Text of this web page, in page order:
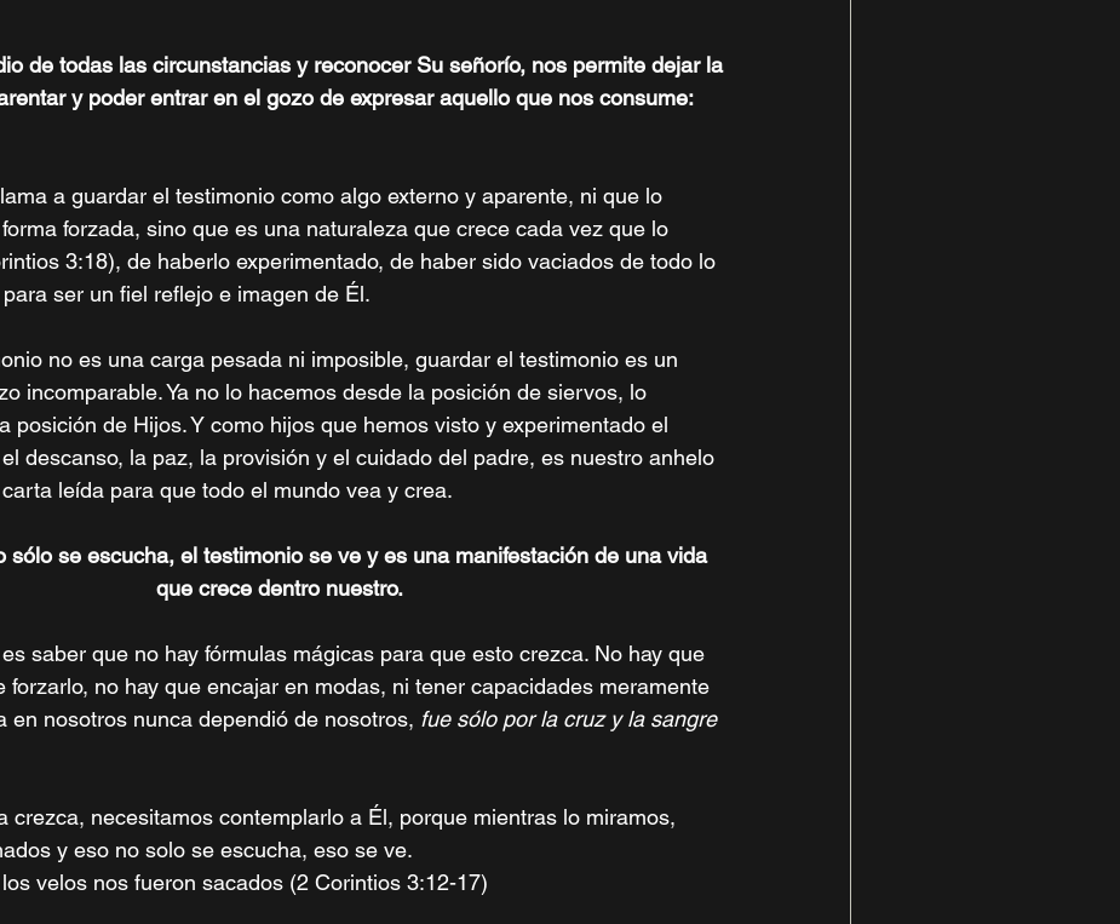
de todas las circunstancias y reconocer Su señorío, nos permite dejar la
y poder entrar en el gozo de expresar aquello que nos consume:
a guardar el testimonio como algo externo y aparente, ni que lo
forzada, sino que es una naturaleza que crece cada vez que lo
3:18), de haberlo experimentado, de haber sido vaciados de todo lo
ser un fiel reflejo e imagen de Él.
no es una carga pesada ni imposible, guardar el testimonio es un
incomparable. Ya no lo hacemos desde la posición de siervos, lo
posición de Hijos. Y como hijos que hemos visto y experimentado el
descanso, la paz, la provisión y el cuidado del padre, es nuestro anhelo
leída para que todo el mundo vea y crea.
sólo se escucha, el testimonio se ve y es una manifestación de una vida
que crece dentro nuestro.
saber que no hay fórmulas mágicas para que esto crezca. No hay que
forzarlo, no hay que encajar en modas, ni tener capacidades meramente
en nosotros nunca dependió de nosotros, fue sólo por la cruz y la sangre
crezca, necesitamos contemplarlo a Él, porque mientras lo miramos,
y eso no solo se escucha, eso se ve.
velos nos fueron sacados (2 Corintios 3:12-17)